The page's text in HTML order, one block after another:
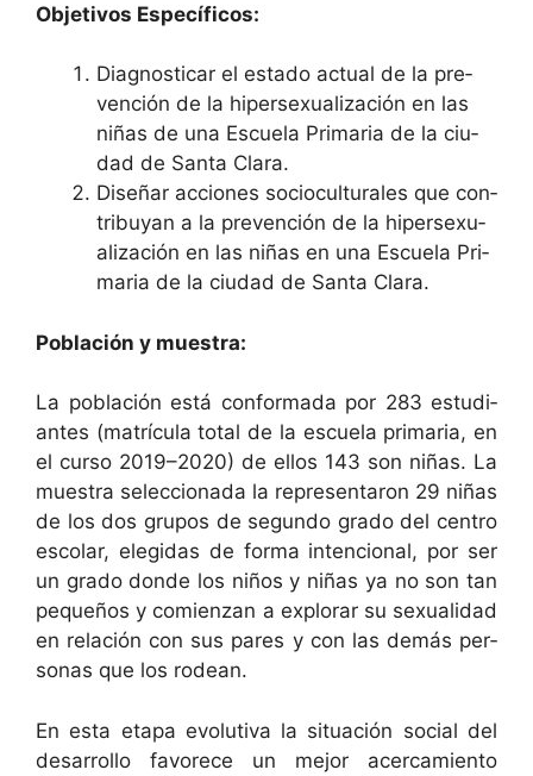
Obje­tivos Específicos:
Diag­nos­ticar el esta­do actu­al de la pre­
ven­ción de la hiper­sex­u­al­ización en las
niñas de una Escuela Pri­maria de la ciu­
dad de San­ta Clara.
Dis­eñar acciones socio­cul­tur­ales que con­
tribuyan a la pre­ven­ción de la hiper­sex­u­
al­ización en las niñas en una Escuela Pri­
maria de la ciu­dad de San­ta Clara.
Población y muestra:
La población está con­for­ma­da por 283 estu­di­
antes (matrícu­la total de la escuela pri­maria, en
el cur­so 2019–2020) de ellos 143 son niñas. La
mues­tra selec­ciona­da la rep­re­sen­taron 29 niñas
de los dos gru­pos de segun­do gra­do del cen­tro
esco­lar, elegi­das de for­ma inten­cional, por ser
un gra­do donde los niños y niñas ya no son tan
pequeños y comien­zan a explo­rar su sex­u­al­i­dad
en relación con sus pares y con las demás per­
sonas que los rodean.
En esta eta­pa evo­lu­ti­va la situación social del
desar­rol­lo favorece un mejor acer­camien­to